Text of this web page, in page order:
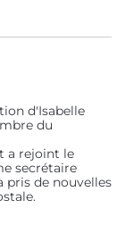
d'Isabelle
du
a rejoint le
secrétaire
pris de nouvelles